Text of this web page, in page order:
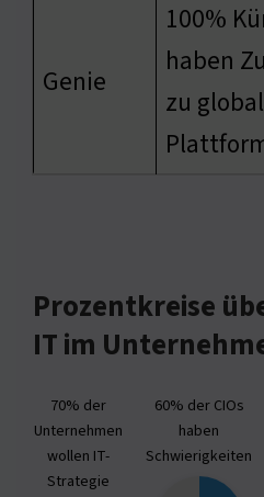
Genie
100%
haben
zu
Prozentkreise
IT im
70% der
Unternehmen
wollen IT-
Strategie
60% der CIOs
haben
Schwierigkeiten